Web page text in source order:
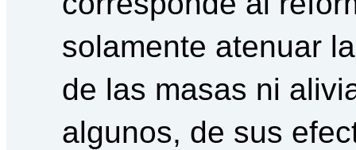
solamente atenuar
de las masas ni
algunos, de sus